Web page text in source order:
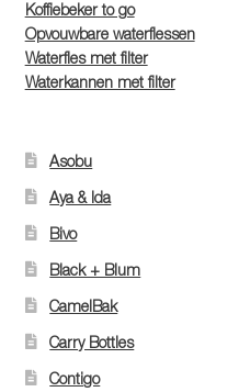
Koffiebeker to go
Opvouwbare waterflessen
Waterfles met filter
Waterkannen met filter
Asobu
Aya & Ida
Bivo
Black + Blum
CamelBak
Carry Bottles
Contigo